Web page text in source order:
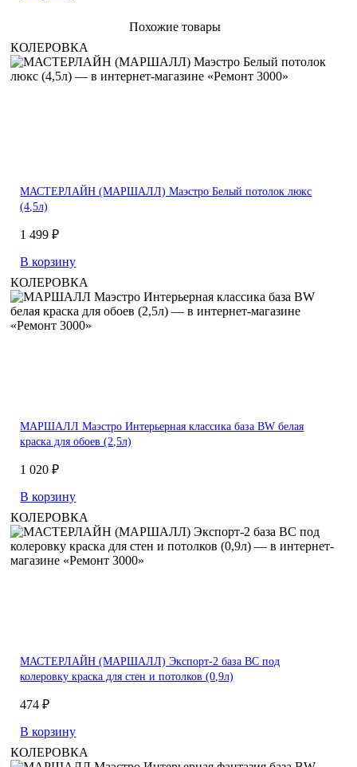
Похожие товары
КОЛЕРОВКА
МАСТЕРЛАЙН (МАРШАЛЛ) Маэстро Белый потолок люкс
(4,5л)
1 499 ₽
В корзину
КОЛЕРОВКА
МАРШАЛЛ Маэстро Интерьерная классика база BW белая
краска для обоев (2,5л)
1 020 ₽
В корзину
КОЛЕРОВКА
МАСТЕРЛАЙН (МАРШАЛЛ) Экспорт-2 база BC под
колеровку краска для стен и потолков (0,9л)
474 ₽
В корзину
КОЛЕРОВКА